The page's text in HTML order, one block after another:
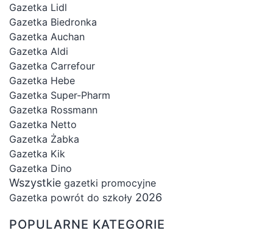
Gazetka Lidl
Gazetka Biedronka
Gazetka Auchan
Gazetka Aldi
Gazetka Carrefour
Gazetka Hebe
Gazetka Super-Pharm
Gazetka Rossmann
Gazetka Netto
Gazetka Żabka
Gazetka Kik
Gazetka Dino
Wszystkie gazetki promocyjne
Gazetka powrót do szkoły 2026
POPULARNE KATEGORIE